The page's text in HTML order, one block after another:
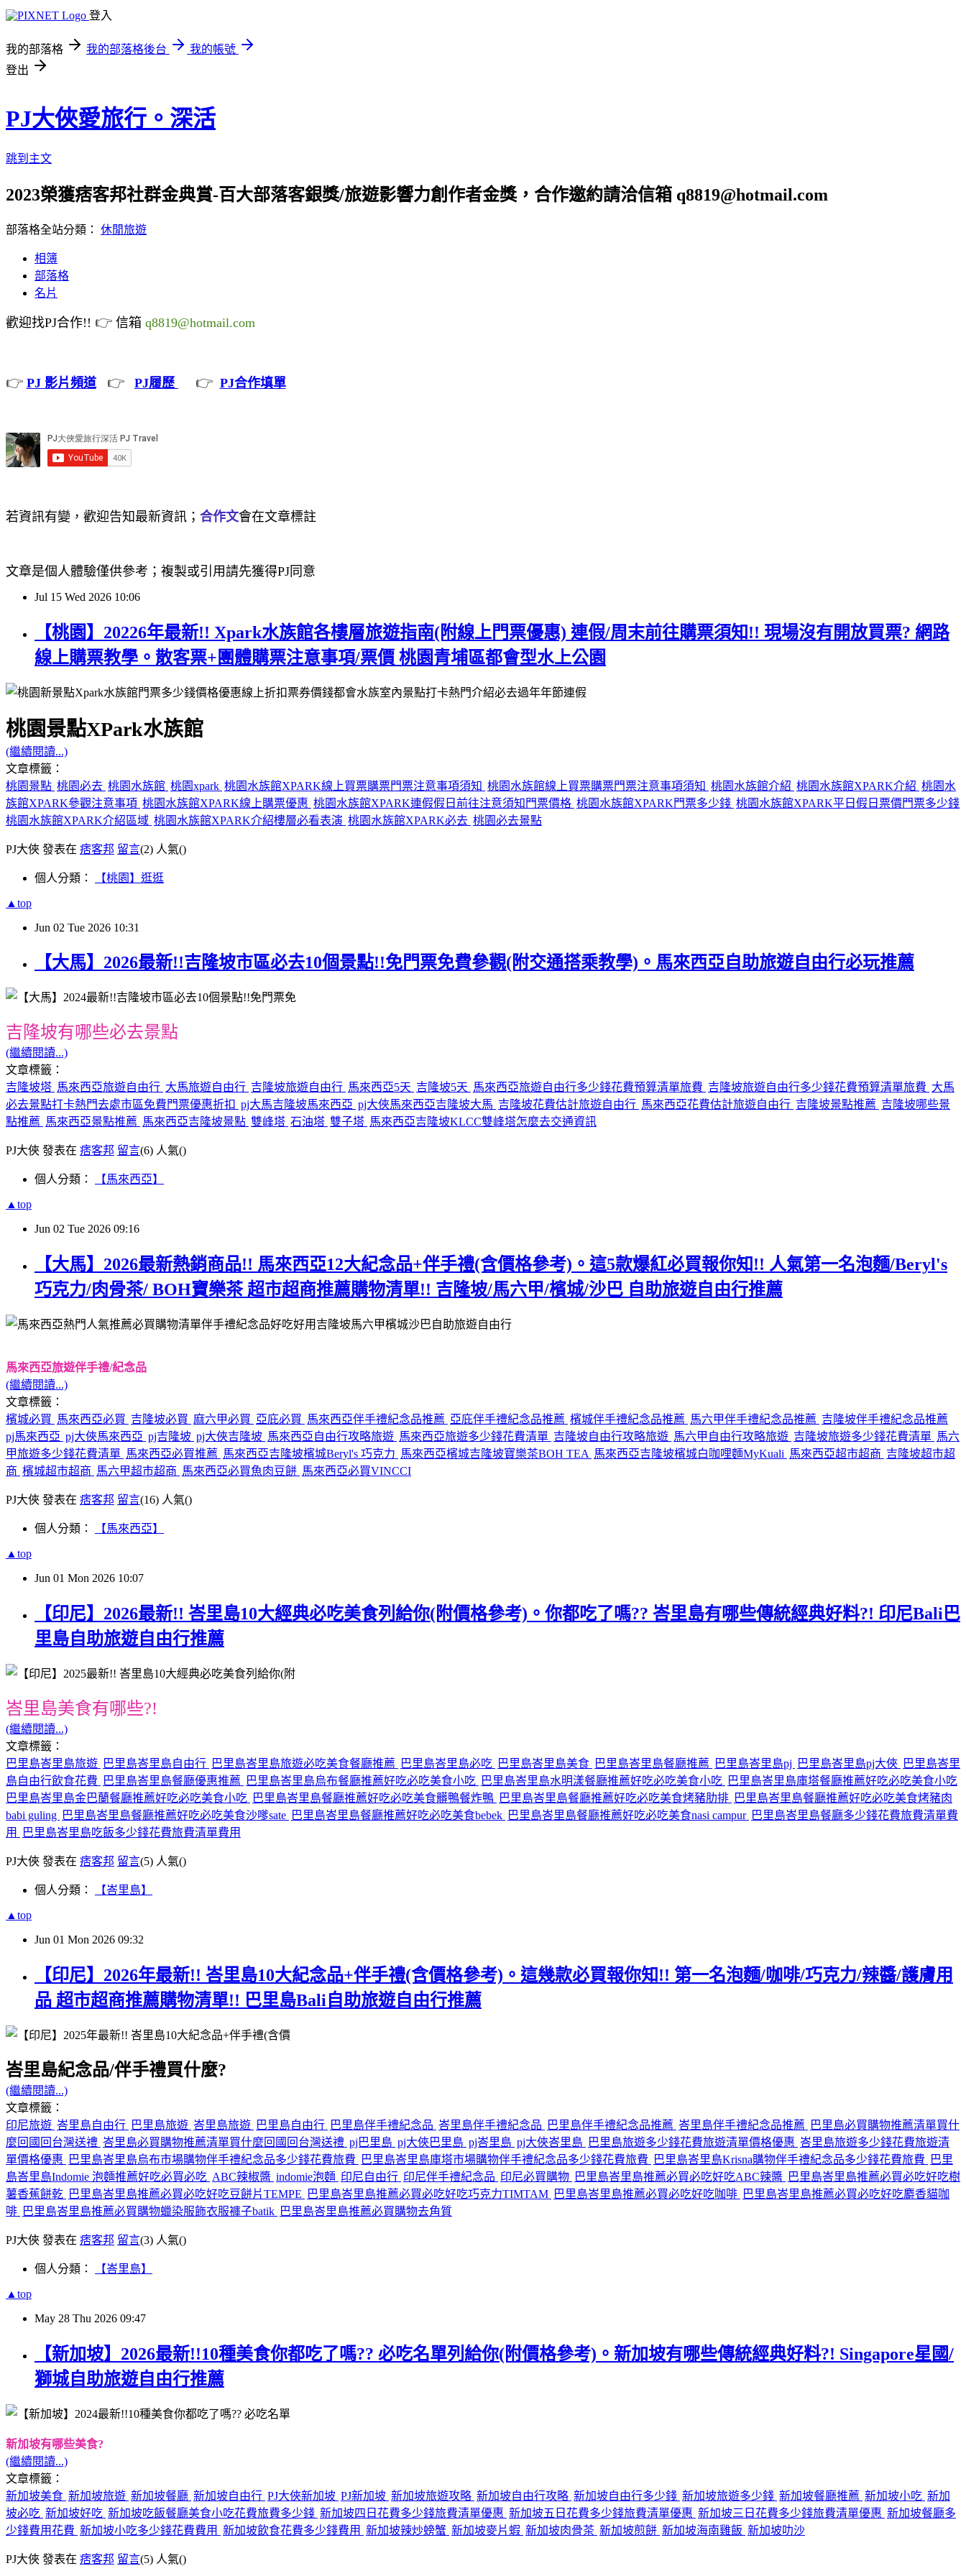
登入
我的部落格 我的部落格後台
我的帳號
登出
PJ大俠愛旅行。深活
跳到主文
2023榮獲痞客邦社群金典賞-百大部落客銀獎/旅遊影響力創作者金獎，合作邀約請洽信箱 q8819@hotmail.com
部落格全站分類： 休閒旅遊
相簿
部落格
名片
歡迎找PJ合作!! 👉 信箱 q8819@hotmail.com
👉 PJ 影片頻道 👉 PJ履歷 👉 PJ合作填單
若資訊有變，歡迎告知最新資訊； 合作文會在文章標註
文章是個人體驗僅供參考；複製或引用請先獲得PJ同意
Jul 15 Wed 2026 10:06
【桃園】20226年最新!! Xpark水族館各樓層旅遊指南(附線上門票優惠) 連假/周末前往購票須知!! 現場沒有開放買票? 網路
線上購票教學。散客票+團體購票注意事項/票價 桃園青埔區都會型水上公園
桃園景點XPark水族館
(繼續閱讀...)
文章標籤：
桃園景點 桃園必去 桃園水族館 桃園xpark 桃園水族館XPARK線上買票購票門票注意事項須知 桃園水族館線上買票購票門票注意事項須知 桃園水族館介紹 桃園水族館XPARK介紹 桃園水
族館XPARK參觀注意事項 桃園水族館XPARK線上購票優惠 桃園水族館XPARK連假假日前往注意須知門票價格 桃園水族館XPARK門票多少錢 桃園水族館XPARK平日假日票價門票多少錢
桃園水族館XPARK介紹區域 桃園水族館XPARK介紹樓層必看表演 桃園水族館XPARK必去 桃園必去景點
PJ大俠 發表在 痞客邦 留言(2) 人氣()
個人分類： 【桃園】逛逛
▲top
Jun 02 Tue 2026 10:31
【大馬】2026最新!!吉隆坡市區必去10個景點!!免門票免費參觀(附交通搭乘教學)。馬來西亞自助旅遊自由行必玩推薦
吉隆坡有哪些必去景點
(繼續閱讀...)
文章標籤：
吉隆坡塔 馬來西亞旅遊自由行 大馬旅遊自由行 吉隆坡旅遊自由行 馬來西亞5天 吉隆坡5天 馬來西亞旅遊自由行多少錢花費預算清單旅費 吉隆坡旅遊自由行多少錢花費預算清單旅費 大馬
必去景點打卡熱門去處市區免費門票優惠折扣 pj大馬吉隆坡馬來西亞 pj大俠馬來西亞吉隆坡大馬 吉隆坡花費估計旅遊自由行 馬來西亞花費估計旅遊自由行 吉隆坡景點推薦 吉隆坡哪些景
點推薦 馬來西亞景點推薦 馬來西亞吉隆坡景點 雙峰塔 石油塔 雙子塔 馬來西亞吉隆坡KLCC雙峰塔怎麼去交通資訊
PJ大俠 發表在 痞客邦 留言(6) 人氣()
個人分類： 【馬來西亞】
▲top
Jun 02 Tue 2026 09:16
【大馬】2026最新熱銷商品!! 馬來西亞12大紀念品+伴手禮(含價格參考)。這5款爆紅必買報你知!! 人氣第一名泡麵/Beryl's
巧克力/肉骨茶/ BOH寶樂茶 超市超商推薦購物清單!! 吉隆坡/馬六甲/檳城/沙巴 自助旅遊自由行推薦
馬來西亞旅遊伴手禮/紀念品
(繼續閱讀...)
文章標籤：
檳城必買 馬來西亞必買 吉隆坡必買 麻六甲必買 亞庇必買 馬來西亞伴手禮紀念品推薦 亞庇伴手禮紀念品推薦 檳城伴手禮紀念品推薦 馬六甲伴手禮紀念品推薦 吉隆坡伴手禮紀念品推薦
pj馬來西亞 pj大俠馬來西亞 pj吉隆坡 pj大俠吉隆坡 馬來西亞自由行攻略旅遊 馬來西亞旅遊多少錢花費清單 吉隆坡自由行攻略旅遊 馬六甲自由行攻略旅遊 吉隆坡旅遊多少錢花費清單 馬六
甲旅遊多少錢花費清單 馬來西亞必買推薦 馬來西亞吉隆坡檳城Beryl's 巧克力 馬來西亞檳城吉隆坡寶樂茶BOH TEA 馬來西亞吉隆坡檳城白咖哩麵MyKuali 馬來西亞超市超商 吉隆坡超市超
商 檳城超市超商 馬六甲超市超商 馬來西亞必買魚肉豆餅 馬來西亞必買VINCCI
PJ大俠 發表在 痞客邦 留言(16) 人氣()
個人分類： 【馬來西亞】
▲top
Jun 01 Mon 2026 10:07
【印尼】2026最新!! 峇里島10大經典必吃美食列給你(附價格參考)。你都吃了嗎?? 峇里島有哪些傳統經典好料?! 印尼Bali巴
里島自助旅遊自由行推薦
峇里島美食有哪些?!
(繼續閱讀...)
文章標籤：
巴里島峇里島旅遊 巴里島峇里島自由行 巴里島峇里島旅遊必吃美食餐廳推薦 巴里島峇里島必吃 巴里島峇里島美食 巴里島峇里島餐廳推薦 巴里島峇里島pj 巴里島峇里島pj大俠 巴里島峇里
島自由行飲食花費
巴里島峇里島餐廳優惠推薦 巴里島峇里島烏布餐廳推薦好吃必吃美食小吃 巴里島峇里島水明漾餐廳推薦好吃必吃美食小吃 巴里島峇里島庫塔餐廳推薦好吃必吃美食小吃
巴里島峇里島金巴蘭餐廳推薦好吃必吃美食小吃 巴里島峇里島餐廳推薦好吃必吃美食髒鴨餐炸鴨 巴里島峇里島餐廳推薦好吃必吃美食烤豬肋排 巴里島峇里島餐廳推薦好吃必吃美食烤豬肉
babi guling 巴里島峇里島餐廳推薦好吃必吃美食沙嗲sate 巴里島峇里島餐廳推薦好吃必吃美食bebek 巴里島峇里島餐廳推薦好吃必吃美食nasi campur 巴里島峇里島餐廳多少錢花費旅費清單費
用
巴里島峇里島吃飯多少錢花費旅費清單費用
PJ大俠 發表在 痞客邦 留言(5) 人氣()
個人分類： 【峇里島】
▲top
Jun 01 Mon 2026 09:32
【印尼】2026年最新!! 峇里島10大紀念品+伴手禮(含價格參考)。這幾款必買報你知!! 第一名泡麵/咖啡/巧克力/辣醬/護膚用
品 超市超商推薦購物清單!! 巴里島Bali自助旅遊自由行推薦
峇里島紀念品/伴手禮買什麼?
(繼續閱讀...)
文章標籤：
印尼旅遊 峇里島自由行 巴里島旅遊 峇里島旅遊 巴里島自由行 巴里島伴手禮紀念品 峇里島伴手禮紀念品 巴里島伴手禮紀念品推薦 峇里島伴手禮紀念品推薦
巴里島必買購物推薦清單買什
麼回國回台灣送禮 峇里島必買購物推薦清單買什麼回國回台灣送禮 pj巴里島 pj大俠巴里島 pj峇里島 pj大俠峇里島 巴里島旅遊多少錢花費旅遊清單價格優惠 峇里島旅遊多少錢花費旅遊清
單價格優惠
巴里島峇里島烏布市場購物伴手禮紀念品多少錢花費旅費 巴里島峇里島庫塔市場購物伴手禮紀念品多少錢花費旅費 巴里島峇里島Krisna購物伴手禮紀念品多少錢花費旅費
巴里
島峇里島Indomie 泡麵推薦好吃必買必吃 ABC辣椒醬 indomie泡麵 印尼自由行 印尼伴手禮紀念品 印尼必買購物 巴里島峇里島推薦必買必吃好吃ABC辣醬 巴里島峇里島推薦必買必吃好吃樹
薯香蕉餅乾 巴里島峇里島推薦必買必吃好吃豆餅片TEMPE 巴里島峇里島推薦必買必吃好吃巧克力TIMTAM 巴里島峇里島推薦必買必吃好吃咖啡 巴里島峇里島推薦必買必吃好吃麝香貓咖
啡 巴里島峇里島推薦必買購物蠟染服飾衣服褲子batik 巴里島峇里島推薦必買購物去角質
PJ大俠 發表在 痞客邦 留言(3) 人氣()
個人分類： 【峇里島】
▲top
May 28 Thu 2026 09:47
【新加坡】2026最新!!10種美食你都吃了嗎?? 必吃名單列給你(附價格參考)。新加坡有哪些傳統經典好料?! Singapore星國/
獅城自助旅遊自由行推薦
新加坡有哪些美食?
(繼續閱讀...)
文章標籤：
新加坡美食 新加坡旅遊 新加坡餐廳 新加坡自由行 PJ大俠新加坡 PJ新加坡 新加坡旅遊攻略 新加坡自由行攻略 新加坡自由行多少錢 新加坡旅遊多少錢 新加坡餐廳推薦 新加坡小吃 新加
坡必吃 新加坡好吃 新加坡吃飯餐廳美食小吃花費旅費多少錢 新加坡四日花費多少錢旅費清單優惠 新加坡五日花費多少錢旅費清單優惠 新加坡三日花費多少錢旅費清單優惠 新加坡餐廳多
少錢費用花費 新加坡小吃多少錢花費費用 新加坡飲食花費多少錢費用 新加坡辣炒螃蟹 新加坡麥片蝦 新加坡肉骨茶 新加坡煎餅 新加坡海南雞飯 新加坡叻沙
PJ大俠 發表在 痞客邦 留言(5) 人氣()